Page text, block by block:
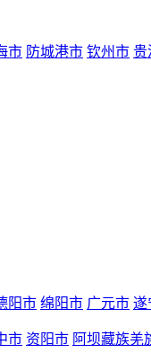
市 防城港市 钦州市 贵
阳市 绵阳市 广元市 遂
市 资阳市 阿坝藏族羌